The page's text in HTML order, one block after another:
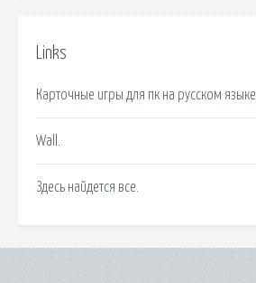
Links
Карточные игры для пк на русском языке.
Wall.
Здесь найдется все.